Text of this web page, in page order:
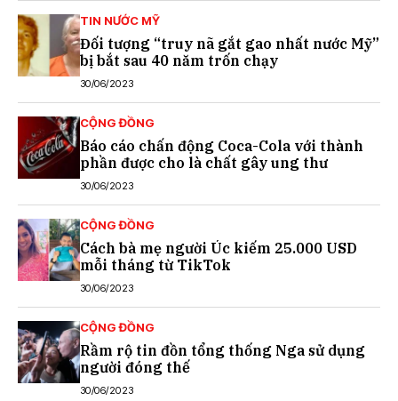
TIN NƯỚC MỸ
Đối tượng “truy nã gắt gao nhất nước Mỹ”
bị bắt sau 40 năm trốn chạy
30/06/2023
CỘNG ĐỒNG
Báo cáo chấn động Coca-Cola với thành
phần được cho là chất gây ung thư
30/06/2023
CỘNG ĐỒNG
Cách bà mẹ người Úc kiếm 25.000 USD
mỗi tháng từ TikTok
30/06/2023
CỘNG ĐỒNG
Rầm rộ tin đồn tổng thống Nga sử dụng
người đóng thế
30/06/2023